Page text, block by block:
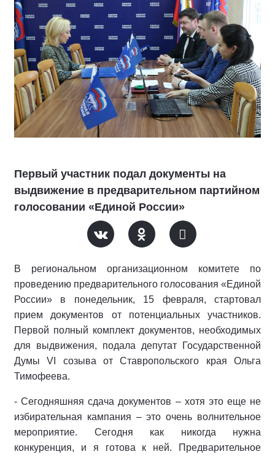
Первый участник подал документы на
выдвижение в предварительном партийном
голосовании «Единой России»
В региональном организационном комитете по
проведению предварительного голосования «Единой
России» в понедельник, 15 февраля, стартовал
прием документов от потенциальных участников.
Первой полный комплект документов, необходимых
для выдвижения, подала депутат Государственной
Думы VI созыва от Ставропольского края Ольга
Тимофеева.
- Сегодняшняя сдача документов – хотя это еще не
избирательная кампания – это очень волнительное
мероприятие. Сегодня как никогда нужна
конкуренция, и я готова к ней. Предварительное